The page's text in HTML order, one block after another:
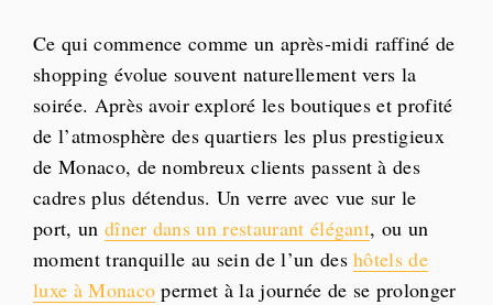
Ce qui commence comme un après-midi raffiné de
shopping évolue souvent naturellement vers la
soirée. Après avoir exploré les boutiques et profité
de l’atmosphère des quartiers les plus prestigieux
de Monaco, de nombreux clients passent à des
cadres plus détendus. Un verre avec vue sur le
port, un dîner dans un restaurant élégant, ou un
moment tranquille au sein de l’un deshôtels de
luxe à Monaco permet à la journée de se prolonger